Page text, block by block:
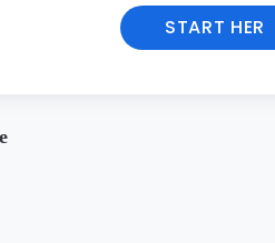
START HER